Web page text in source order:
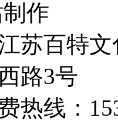
苏百特
路3号
热线：